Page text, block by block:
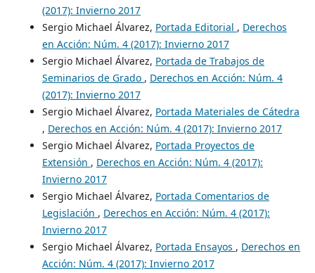
(2017): Invierno 2017
Sergio Michael Álvarez, Portada Editorial , Derechos
en Acción: Núm. 4 (2017): Invierno 2017
Sergio Michael Álvarez, Portada de Trabajos de
Seminarios de Grado , Derechos en Acción: Núm. 4
(2017): Invierno 2017
Sergio Michael Álvarez, Portada Materiales de Cátedra
, Derechos en Acción: Núm. 4 (2017): Invierno 2017
Sergio Michael Álvarez, Portada Proyectos de
Extensión , Derechos en Acción: Núm. 4 (2017):
Invierno 2017
Sergio Michael Álvarez, Portada Comentarios de
Legislación , Derechos en Acción: Núm. 4 (2017):
Invierno 2017
Sergio Michael Álvarez, Portada Ensayos , Derechos en
Acción: Núm. 4 (2017): Invierno 2017